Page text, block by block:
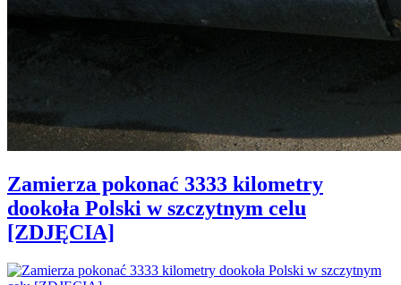
Zamierza pokonać 3333 kilometry
dookoła Polski w szczytnym celu
[ZDJĘCIA]